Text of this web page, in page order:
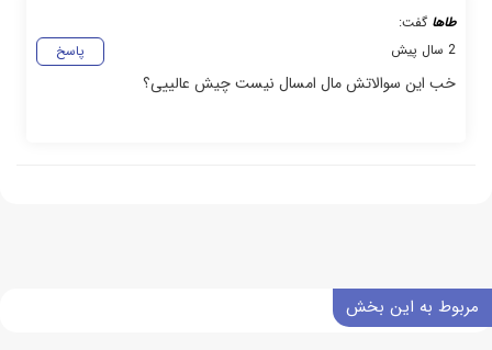
طاها گفت:
پاسخ
2 سال پیش
خب این سوالاتش مال امسال نیست چیش عالییی؟
مربوط به این بخش